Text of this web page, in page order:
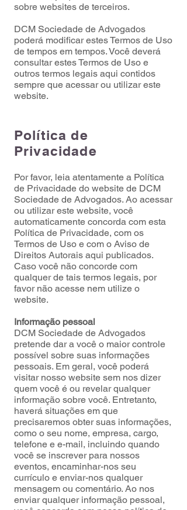
sobre websites de terceiros.
DCM Sociedade de Advogados
poderá modificar estes Termos de Uso
de tempos em tempos. Você deverá
consultar estes Termos de Uso e
outros termos legais aqui contidos
sempre que acessar ou utilizar este
website.
Política de
Privacidade
Por favor, leia atentamente a Política
de Privacidade do website de DCM
Sociedade de Advogados. Ao acessar
ou utilizar este website, você
automaticamente concorda com esta
Política de Privacidade, com os
Termos de Uso e com o Aviso de
Direitos Autorais aqui publicados.
Caso você não concorde com
qualquer de tais termos legais, por
favor não acesse nem utilize o
website.
Informação pessoal
DCM Sociedade de Advogados
pretende dar a você o maior controle
possível sobre suas informações
pessoais. Em geral, você poderá
visitar nosso website sem nos dizer
quem você é ou revelar qualquer
informação sobre você. Entretanto,
haverá situações em que
precisaremos obter suas informações,
como o seu nome, empresa, cargo,
telefone e e-mail, incluindo quando
você se inscrever para nossos
eventos, encaminhar-nos seu
currículo e enviar-nos qualquer
mensagem ou comentário. Ao nos
enviar qualquer informação pessoal,